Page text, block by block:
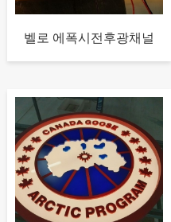
벨로 에폭시전후광채널